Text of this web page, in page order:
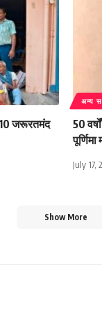
10 जरूरतमंद
अन्य
50
July 17,
Show More